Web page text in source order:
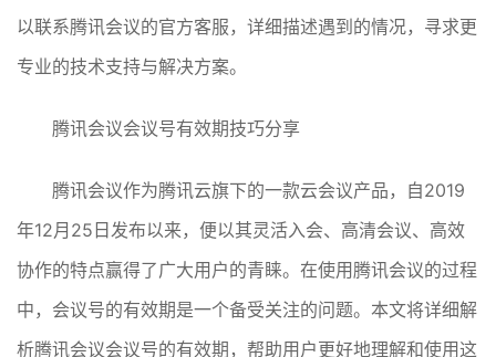
以联系腾讯会议的官方客服，详细描述遇到的情况，寻求更
专业的技术支持与解决方案。
腾讯会议会议号有效期技巧分享
腾讯会议作为腾讯云旗下的一款云会议产品，自2019
年12月25日发布以来，便以其灵活入会、高清会议、高效
协作的特点赢得了广大用户的青睐。在使用腾讯会议的过程
中，会议号的有效期是一个备受关注的问题。本文将详细解
析腾讯会议会议号的有效期，帮助用户更好地理解和使用这